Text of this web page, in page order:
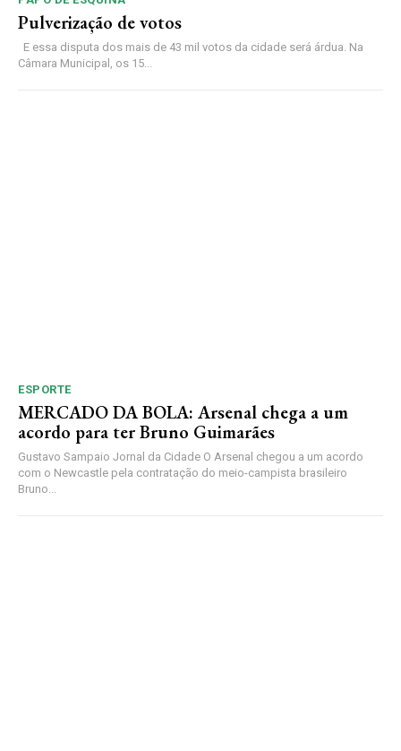
Pulverização de votos
E essa disputa dos mais de 43 mil votos da cidade será árdua. Na
Câmara Municipal, os 15...
ESPORTE
MERCADO DA BOLA: Arsenal chega a um
acordo para ter Bruno Guimarães
Gustavo Sampaio Jornal da Cidade O Arsenal chegou a um acordo
com o Newcastle pela contratação do meio-campista brasileiro
Bruno...